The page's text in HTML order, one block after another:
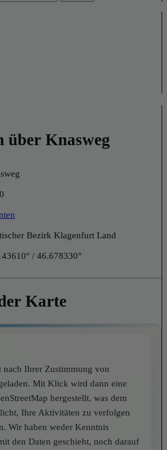
über Knasweg
Bezirk Klagenfurt Land
/ 46.678330°
Karte
nach Ihrer Zustimmung von
Mit Klick wird dann eine
hergestellt, was dem
Ihre Aktivitäten zu verfolgen
Wir haben weder Kenntnis
den Daten geschieht, noch darauf